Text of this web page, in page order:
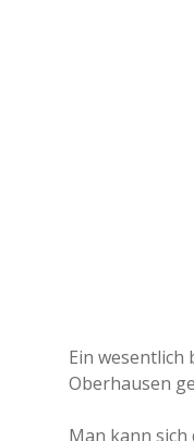
Ein wesentlich
Oberhausen
Man kann sich